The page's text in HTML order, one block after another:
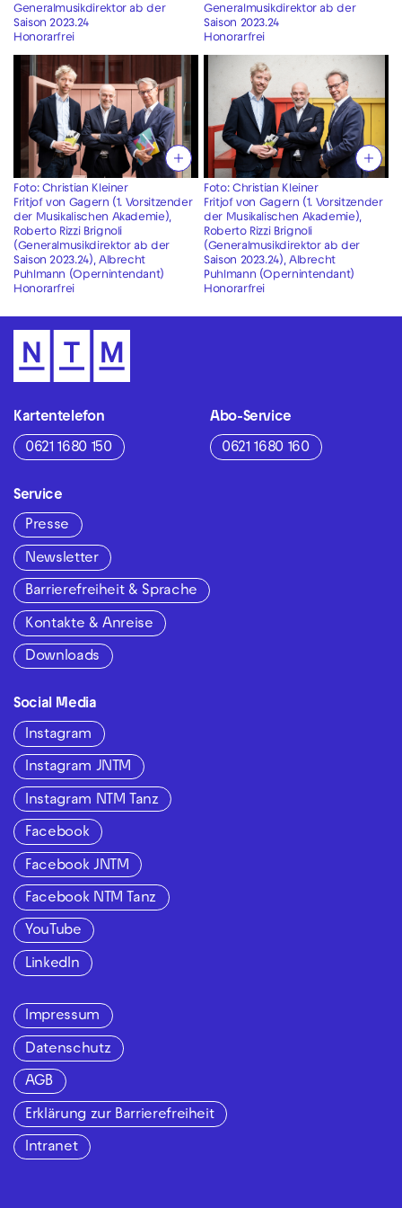
Generalmusikdirektor ab der
Saison 2023.24
Honorarfrei
Generalmusikdirektor ab der
Saison 2023.24
Honorarfrei
Foto: Christian Kleiner
Fritjof von Gagern (1. Vorsitzender
der Musikalischen Akademie),
Roberto Rizzi Brignoli
(Generalmusikdirektor ab der
Saison 2023.24), Albrecht
Puhlmann (Opernintendant)
Honorarfrei
Foto: Christian Kleiner
Fritjof von Gagern (1. Vorsitzender
der Musikalischen Akademie),
Roberto Rizzi Brignoli
(Generalmusikdirektor ab der
Saison 2023.24), Albrecht
Puhlmann (Opernintendant)
Honorarfrei
Kartentelefon
0621 1680 150
Abo-Service
0621 1680 160
Service
Presse
Newsletter
Barrierefreiheit & Sprache
Kontakte & Anreise
Downloads
Social Media
Instagram
Instagram JNTM
Instagram NTM Tanz
Facebook
Facebook JNTM
Facebook NTM Tanz
YouTube
LinkedIn
Impressum
Datenschutz
AGB
Erklärung zur Barrierefreiheit
Intranet